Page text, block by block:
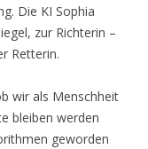
Die KI Sophia
zur Richterin –
Retterin.
wir als Menschheit
bleiben werden
geworden